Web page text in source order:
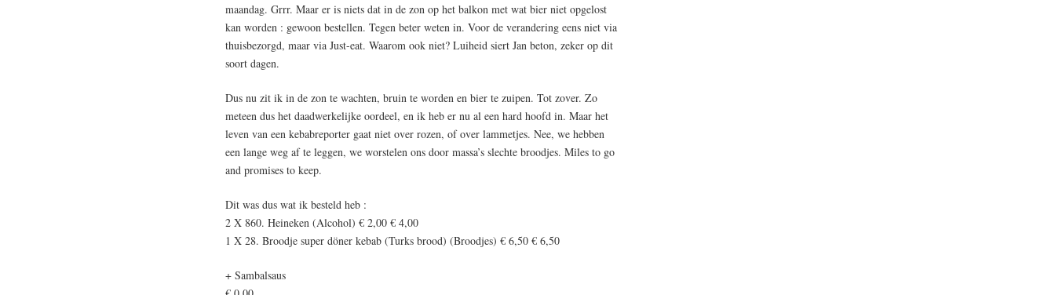
maandag. Grrr. Maar er is niets dat in de zon op het balkon met wat bier niet opgelost
kan worden : gewoon bestellen. Tegen beter weten in. Voor de verandering eens niet via
thuisbezorgd, maar via Just-eat. Waarom ook niet? Luiheid siert Jan beton, zeker op dit
soort dagen.
Dus nu zit ik in de zon te wachten, bruin te worden en bier te zuipen. Tot zover. Zo
meteen dus het daadwerkelijke oordeel, en ik heb er nu al een hard hoofd in. Maar het
leven van een kebabreporter gaat niet over rozen, of over lammetjes. Nee, we hebben
een lange weg af te leggen, we worstelen ons door massa’s slechte broodjes. Miles to go
and promises to keep.
Dit was dus wat ik besteld heb :
2 X 860. Heineken (Alcohol) € 2,00 € 4,00
1 X 28. Broodje super döner kebab (Turks brood) (Broodjes) € 6,50 € 6,50
+ Sambalsaus